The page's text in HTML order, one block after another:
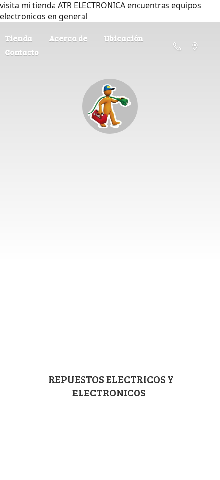
visita mi tienda ATR ELECTRONICA encuentras equipos
electronicos en general
Tienda Acerca de
Ubicación
Contacto
REPUESTOS ELECTRICOS Y
ELECTRONICOS